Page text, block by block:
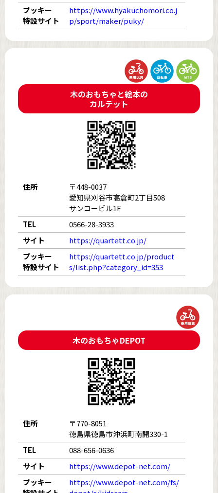
プッキー
特設サイト
https://www.hyakuchomori.co.j
p/sport/maker/puky/
木のおもちゃと絵本の
カルテット
住所
〒448-0037
愛知県刈谷市高倉町2丁目508
サンコービル1F
TEL
0566-28-3933
サイト
https://quartett.co.jp/
プッキー
特設サイト
https://quartett.co.jp/product
s/list.php?category_id=353
木のおもちゃDEPOT
住所
〒770-8051
徳島県徳島市沖浜町南開330-1
TEL
088-656-0636
サイト
https://www.depot-net.com/
プッキー
https://www.depot-net.com/fs/